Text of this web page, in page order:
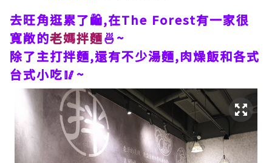
去旺角逛累了🛍,在The Forest有一家很
寬敞的老媽拌麵🍜~
除了主打拌麵,還有不少湯麵,肉燥飯和各式
台式小吃🥢~